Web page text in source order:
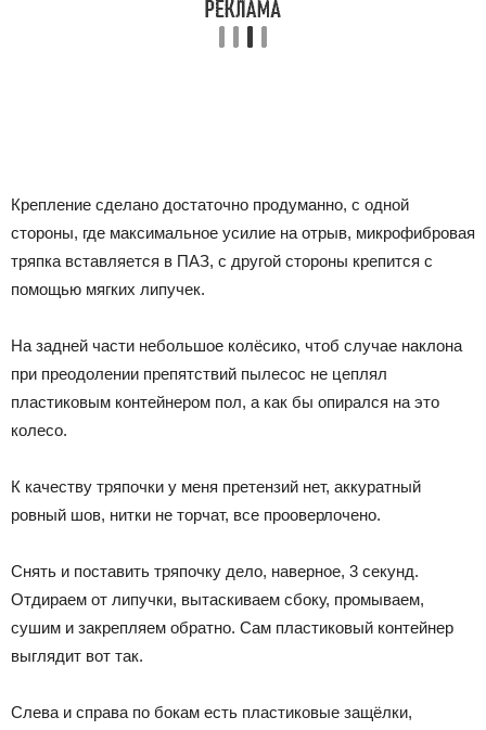
Крепление сделано достаточно продуманно, с одной
стороны, где максимальное усилие на отрыв, микрофибровая
тряпка вставляется в ПАЗ, с другой стороны крепится с
помощью мягких липучек.
На задней части небольшое колёсико, чтоб случае наклона
при преодолении препятствий пылесос не цеплял
пластиковым контейнером пол, а как бы опирался на это
колесо.
К качеству тряпочки у меня претензий нет, аккуратный
ровный шов, нитки не торчат, все прооверлочено.
Снять и поставить тряпочку дело, наверное, 3 секунд.
Отдираем от липучки, вытаскиваем сбоку, промываем,
сушим и закрепляем обратно. Сам пластиковый контейнер
выглядит вот так.
Слева и справа по бокам есть пластиковые защёлки,